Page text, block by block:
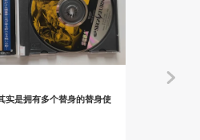
实是拥有多个替身的替身使
吉考斯工业